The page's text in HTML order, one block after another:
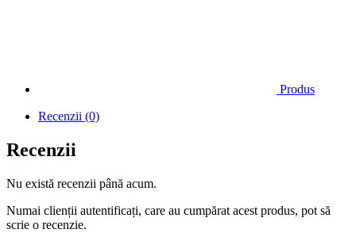
Produs
Recenzii (0)
Recenzii
Nu există recenzii până acum.
Numai clienții autentificați, care au cumpărat acest produs, pot să
scrie o recenzie.